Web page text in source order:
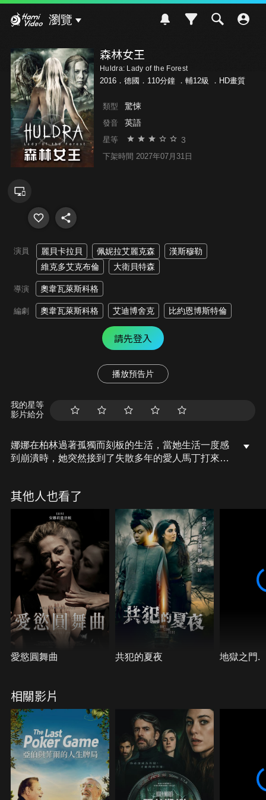
瀏覽
森林女王
Huldra: Lady of the Forest
2016．德國．110分鐘 ． 輔12級 ．HD畫質
類型 驚悚
發音 英語
星等 3
下架時間 2027年07月31日
演員 麗貝卡拉貝 佩妮拉艾麗克森
漢斯穆勒
維克多艾克布倫
大衛貝特森
導演 奧韋瓦萊斯科格
編劇 奧韋瓦萊斯科格 艾迪博舍克 比約恩博斯特倫
請先登入
播放預告片
我的星等
影片給分
娜娜在柏林過著孤獨而刻板的生活，當她生活一度感
到崩潰時，她突然接到了失散多年的愛人馬丁打來的
林冒險健行，然而這場冒險將帶來的驚濤駭浪遠超他
們的想像。
其他人也看了
愛慾圓舞曲 共犯的夏夜 地獄之門.
相關影片